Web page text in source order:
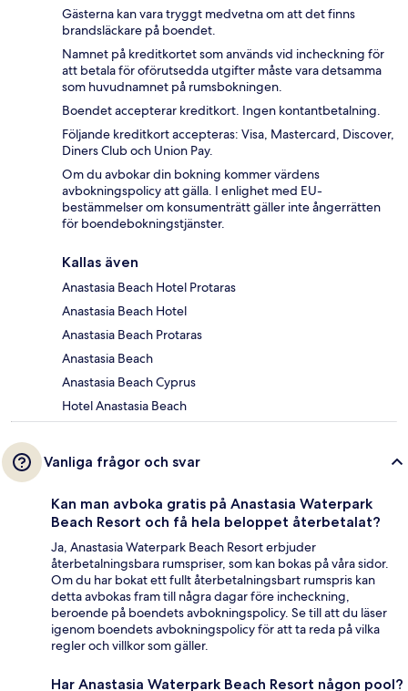
Gästerna kan vara tryggt medvetna om att det finns
brandsläckare på boendet.
Namnet på kreditkortet som används vid incheckning för
att betala för oförutsedda utgifter måste vara detsamma
som huvudnamnet på rumsbokningen.
Boendet accepterar kreditkort. Ingen kontantbetalning.
Följande kreditkort accepteras: Visa, Mastercard, Discover,
Diners Club och Union Pay.
Om du avbokar din bokning kommer värdens
avbokningspolicy att gälla. I enlighet med EU-
bestämmelser om konsumenträtt gäller inte ångerrätten
för boendebokningstjänster.
Kallas även
Anastasia Beach Hotel Protaras
Anastasia Beach Hotel
Anastasia Beach Protaras
Anastasia Beach
Anastasia Beach Cyprus
Hotel Anastasia Beach
Vanliga frågor och svar
Kan man avboka gratis på Anastasia Waterpark
Beach Resort och få hela beloppet återbetalat?
Ja, Anastasia Waterpark Beach Resort erbjuder
återbetalningsbara rumspriser, som kan bokas på våra sidor.
Om du har bokat ett fullt återbetalningsbart rumspris kan
detta avbokas fram till några dagar före incheckning,
beroende på boendets avbokningspolicy. Se till att du läser
igenom boendets avbokningspolicy för att ta reda på vilka
regler och villkor som gäller.
Har Anastasia Waterpark Beach Resort någon pool?